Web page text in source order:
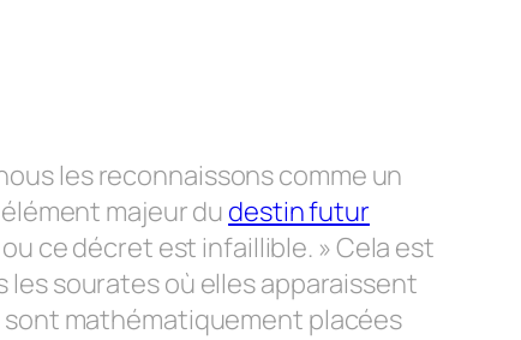
les reconnaissons comme un
majeur du destin futur
ce décret est infaillible. » Cela est
sourates où elles apparaissent
sont mathématiquement placées